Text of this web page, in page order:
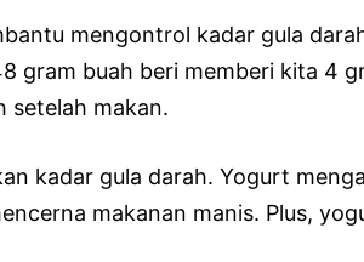
mengontrol kadar gula
gram buah beri memberi kita 4
setelah makan.
kadar gula darah. Yogurt
makanan manis. Plus,